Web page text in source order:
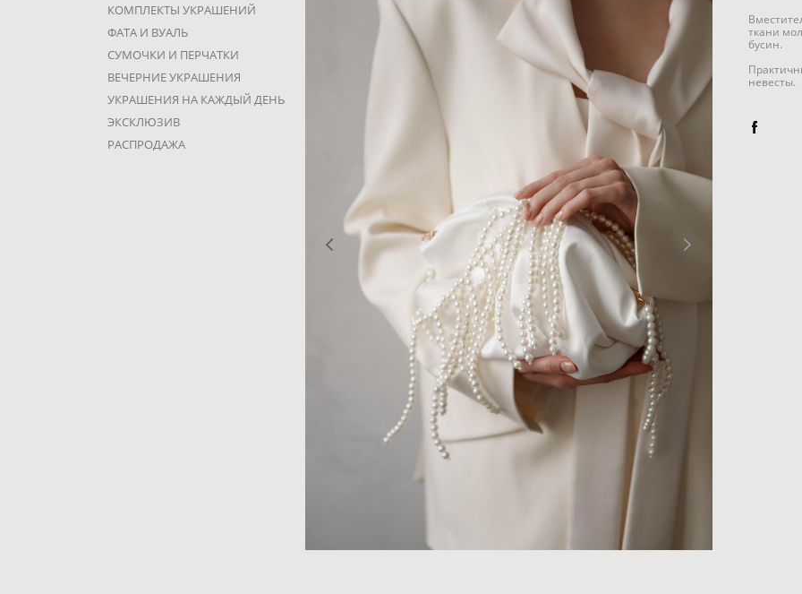
КОМПЛЕКТЫ УКРАШЕНИЙ
ФАТА И ВУАЛЬ
СУМОЧКИ И ПЕРЧАТКИ
ВЕЧЕРНИЕ УКРАШЕНИЯ
УКРАШЕНИЯ НА КАЖДЫЙ ДЕНЬ
ЭКСКЛЮЗИВ
РАСПРОДАЖА
ткани
бусин.
невесты.